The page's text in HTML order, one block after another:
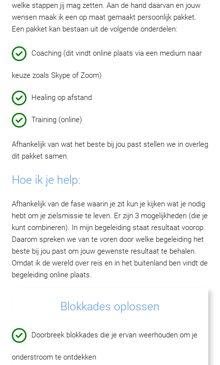
welke stappen jij mag zetten. Aan de hand daarvan en jouw
wensen maak ik een op maat gemaakt persoonlijk pakket.
Een pakket kan bestaan uit de volgende onderdelen:
Coaching (dit vindt online plaats via een medium naar
keuze zoals Skype of Zoom)
Healing op afstand
Training (online)
Afhankelijk van wat het beste bij jou past stellen we in overleg
dit pakket samen.
Hoe ik je help:
Afhankelijk van de fase waarin je zit kun je kijken wat je nodig
hebt om je zielsmissie te leven. Er zijn 3 mogelijkheden (die je
kunt combineren). In mijn begeleiding staat resultaat voorop.
Daarom spreken we van te voren door welke begeleiding het
beste bij jou past om jouw gewenste resultaat te behalen.
Omdat ik de wereld over reis en in het buitenland ben vindt de
begeleiding online plaats.
Blokkades oplossen
Doorbreek blokkades die je ervan weerhouden om je
onderstroom te ontdekken